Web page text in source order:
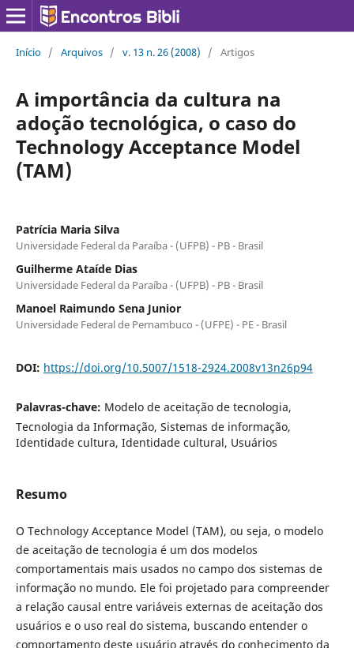
Início / Arquivos / v. 13 n. 26 (2008) / Artigos
A importância da cultura na
adoção tecnológica, o caso do
Technology Acceptance Model
(TAM)
Patrícia Maria Silva
Universidade Federal da Paraíba - (UFPB) - PB - Brasil
Guilherme Ataíde Dias
Universidade Federal da Paraíba - (UFPB) - PB - Brasil
Manoel Raimundo Sena Junior
Universidade Federal de Pernambuco - (UFPE) - PE - Brasil
DOI: https://doi.org/10.5007/1518-2924.2008v13n26p94
Palavras-chave: Modelo de aceitação de tecnologia,
Tecnologia da Informação, Sistemas de informação,
Identidade cultura, Identidade cultural, Usuários
Resumo
O Technology Acceptance Model (TAM), ou seja, o modelo
de aceitação de tecnologia é um dos modelos
comportamentais mais usados no campo dos sistemas de
informação no mundo. Ele foi projetado para compreender
a relação causal entre variáveis externas de aceitação dos
usuários e o uso real do sistema, buscando entender o
comportamento deste usuário através do conhecimento da